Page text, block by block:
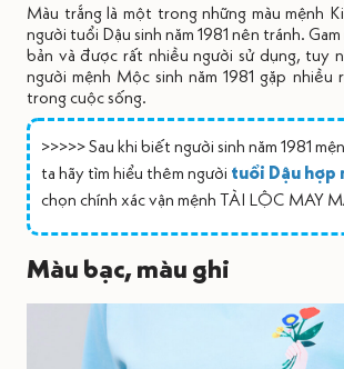
Màu trắng là một trong những màu mệnh
người tuổi Dậu sinh năm 1981 nên tránh.
bản và được rất nhiều người sử dụng, tuy
người mệnh Mộc sinh năm 1981 gặp nhiều
trong cuộc sống.
>>>>> Sau khi biết người sinh năm 1981
ta hãy tìm hiểu thêm người tuổi Dậu hợp
chọn chính xác vận mệnh TÀI LỘC MAY
Màu bạc, màu ghi